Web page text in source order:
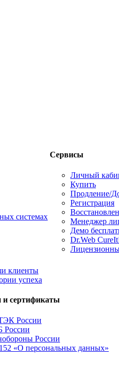
системах
Сервисы
Личный
Купить
Продление/
Регистрация
Менеджер
Демо
Dr.Web
клиенты
успеха
и сертификаты
России
России
России
«О персональных данных»